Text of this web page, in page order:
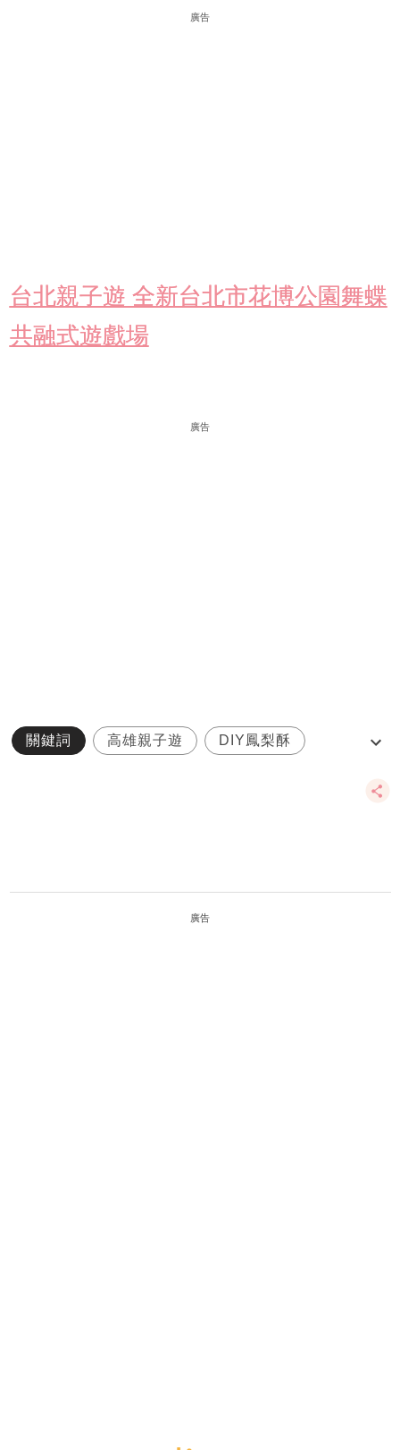
廣告
台北親子遊 全新台北市花博公園舞蝶
共融式遊戲場
廣告
關鍵詞 高雄親子遊 DIY鳳梨酥
廣告